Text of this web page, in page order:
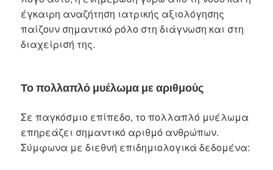
έγκαιρη αναζήτηση ιατρικής αξιολόγησης
παίζουν σημαντικό ρόλο στη διάγνωση και στη
διαχείρισή της.
Το πολλαπλό μυέλωμα με αριθμούς
Σε παγκόσμιο επίπεδο, το πολλαπλό μυέλωμα
επηρεάζει σημαντικό αριθμό ανθρώπων.
Σύμφωνα με διεθνή επιδημιολογικά δεδομένα: